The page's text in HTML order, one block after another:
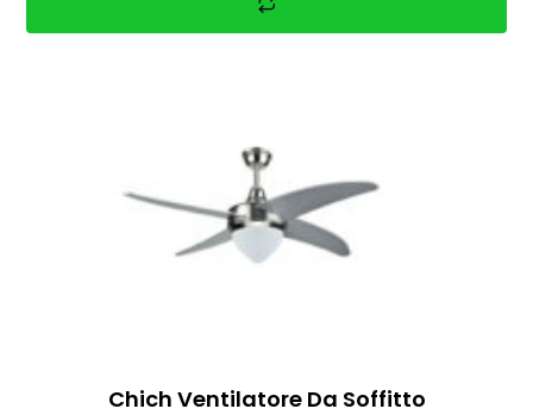
Chich Ventilatore Da Soffitto